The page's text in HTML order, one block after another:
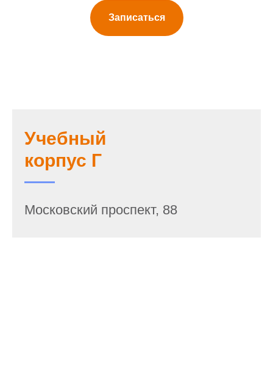
Записаться
Учебный
корпус Г
Московский проспект, 88